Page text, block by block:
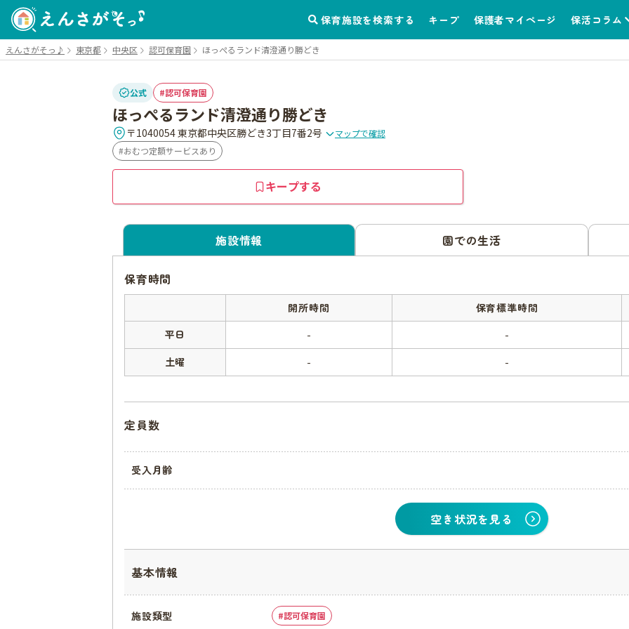
保育施設を検索する キープ 保護者マイページ 保活コラム
えんさがそっ♪ 東京都 中央区 認可保育園 ほっぺるランド清澄通り勝どき
公式 認可保育園
ほっぺるランド清澄通り勝どき
〒1040054 東京都中央区勝どき3丁目7番2号
マップで確認
おむつ定額サービスあり
キープする
施設情報 園での生活
保育時間
開所時間
保育標準時間
平日
- -
土曜 - -
定員数
受入月齢
空き状況を見る
基本情報
施設類型 認可保育園